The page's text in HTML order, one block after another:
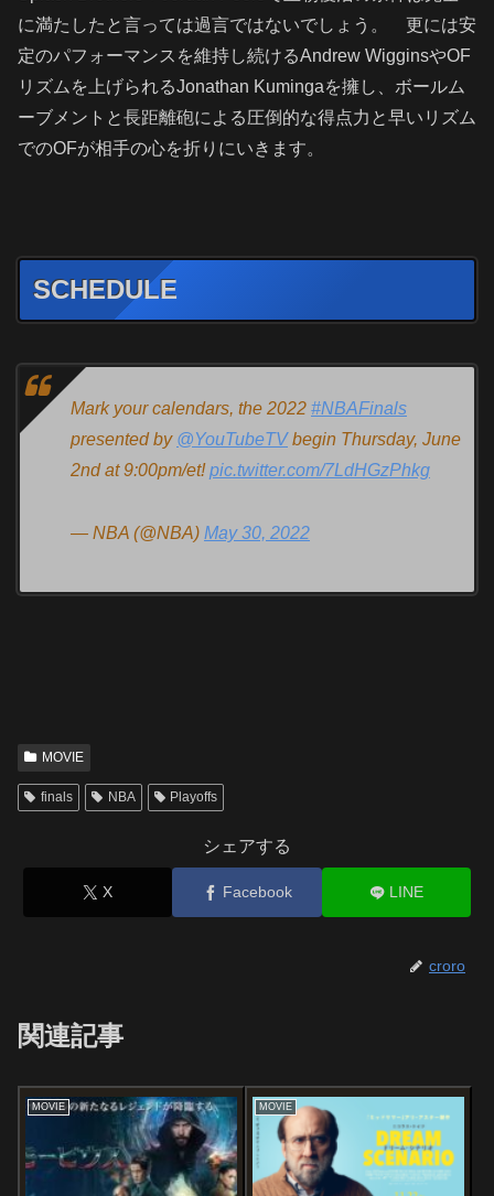
に満たしたと言っては過言ではないでしょう。 更には安
定のパフォーマンスを維持し続けるAndrew WigginsやOF
リズムを上げられるJonathan Kumingaを擁し、ボールム
ーブメントと長距離砲による圧倒的な得点力と早いリズム
でのOFが相手の心を折りにいきます。
SCHEDULE
Mark your calendars, the 2022 #NBAFinals
presented by @YouTubeTVbegin Thursday, June
2nd at 9:00pm/et!pic.twitter.com/7LdHGzPhkg
— NBA (@NBA) May 30, 2022
MOVIE
finals NBA Playoffs
シェアする
X Facebook LINE
croro
関連記事
MOVIE MOVIE